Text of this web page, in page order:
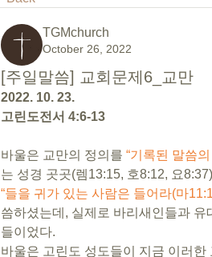
TGMchurch
October 26, 2022
[주일말씀] 교회문제6_교만
2022. 10. 23.
고린도전서 4:6-13
바울은 교만의 정의를 “기록된 말씀
“들을 귀가 있는 사람은 들어라(마
씀하셨는데, 실제로 바리새인들과
들이었다.
바울은 고린도 성도들이 지금 이러